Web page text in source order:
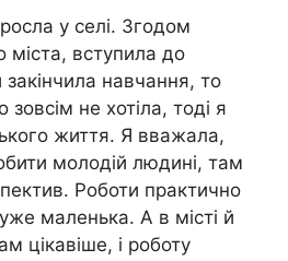
у селі. Згодом
міста, вступила до
закінчила навчання, то
зовсім не хотіла, тоді я
життя. Я вважала,
молодій людині, там
Роботи практично
маленька. А в місті й
цікавіше, і роботу